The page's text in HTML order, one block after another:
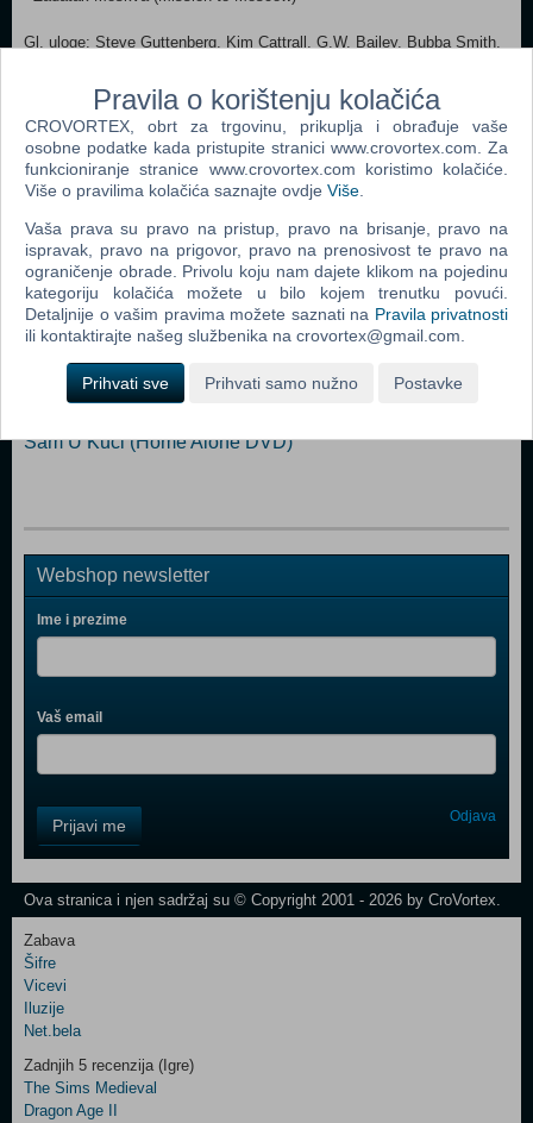
Gl. uloge: Steve Guttenberg, Kim Cattrall, G.W. Bailey, Bubba Smith,
Ramsey, Tim Kazurinsky, Leslie Easterbrook
Režiser: Hugh Wilson, Jerry Paris, Jim Drake, Alan Myerson, Peter
Bonerz, Alan Metter
Sam U Kući 3 (Home Alone 3 DVD)
Sam U Kući 2 (Home Alone 2 DVD)
Porno Film (DVD)
Sam U Kući 4 (Home Alone 4 DVD)
Ludi Provod U Europi (Eurotrip DVD)
Sam U Kući (Home Alone DVD)
Webshop newsletter
Ime i prezime
Vaš email
Field
One
Newsletter
Control
Field
Two
Newsletter
Prijavi me Odjava
Ova stranica i njen sadržaj su © Copyright 2001 - 2026 by CroVortex.
Zabava
Šifre
Vicevi
Iluzije
Net.bela
Zadnjih 5 recenzija (Igre)
The Sims Medieval
Dragon Age II
Pravila o korištenju kolačića
CROVORTEX, obrt za trgovinu, prikuplja i obrađuje vaše
osobne podatke kada pristupite stranici www.crovortex.com. Za
funkcioniranje stranice www.crovortex.com koristimo kolačiće.
Više o pravilima kolačića saznajte ovdje Više
Vaša prava su pravo na pristup, pravo na brisanje, pravo na
ispravak, pravo na prigovor, pravo na prenosivost te pravo na
ograničenje obrade. Privolu koju nam dajete klikom na pojedinu
kategoriju kolačića možete u bilo kojem trenutku povući.
Detaljnije o vašim pravima možete saznati na Pravila privatnosti
ili kontaktirajte našeg službenika na crovortex@gmail.com.
Prihvati sve Prihvati samo nužno Postavke